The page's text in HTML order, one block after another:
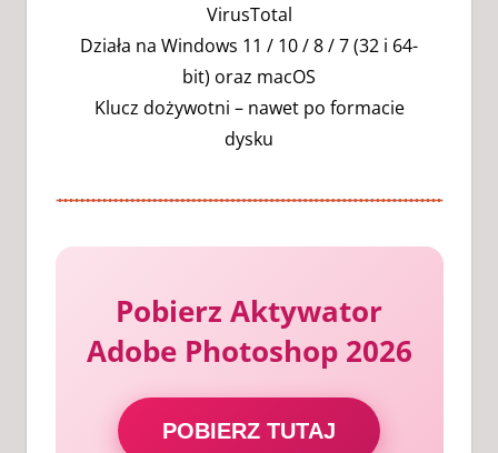
VirusTotal
Działa na Windows 11 / 10 / 8 / 7 (32 i 64-
bit) oraz macOS
Klucz dożywotni – nawet po formacie
dysku
Pobierz Aktywator
Adobe Photoshop 2026
POBIERZ TUTAJ